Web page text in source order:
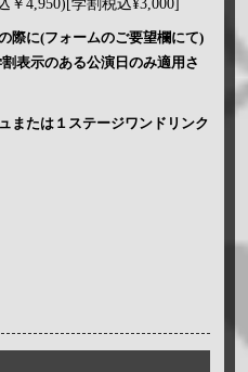
￥4,950)[学割税込¥3,000]
際に(フォームのご要望欄にて)
表示のある公演日のみ適用さ
または１ステージワンドリンク